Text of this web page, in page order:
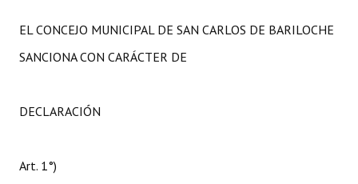
EL CONCEJO MUNICIPAL DE SAN CARLOS DE BARILOCHE
SANCIONA CON CARÁCTER DE
DECLARACIÓN
Art. 1°)